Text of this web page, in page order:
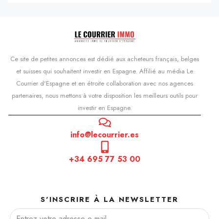
Ce site de petites annonces est dédié aux acheteurs français, belges
et suisses qui souhaitent investir en Espagne. Affilié au média Le
Courrier d'Espagne et en étroite collaboration avec nos agences
partenaires, nous mettons à votre disposition les meilleurs outils pour
investir en Espagne.
info@lecourrier.es
+34 695 77 53 00
S'INSCRIRE À LA NEWSLETTER